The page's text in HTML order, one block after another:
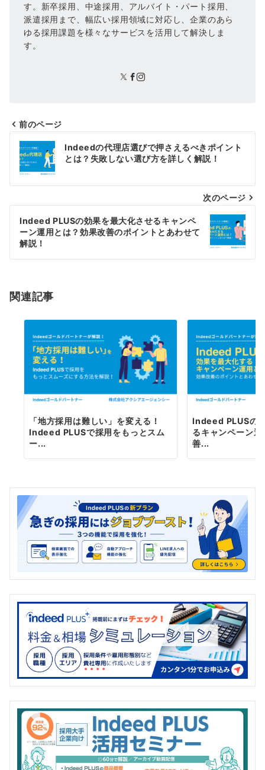
す。新卒採用、中途採用、アルバイト・パート採用、
派遣採用まで、幅広い採用領域に対応し、企業のあら
ゆる採用課題を様々なサービスを活用して解決しま
す。
投
稿
ビ
ゲ
ー
シ
ン
前のページ
Indeedの代理店選びで押さえるべきポイント
とは？失敗しない選び方を詳しく解説！
次のページ
Indeed PLUSの効果を最大化させるキャンペ
ーン運用とは？効果改善のポイントとあわせて
解説！
関連記事
「地方採用は難しい」を変える！
Indeed PLUSで採用をもっとスム
ー...
Indeed PLUSの
るキャンペーン
善...